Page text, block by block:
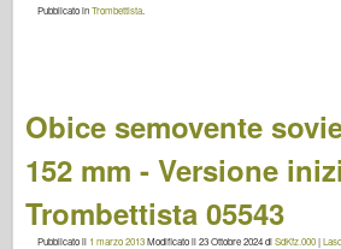
Pubblicato inTrombettista
Obice semovente
152 mm - Versione
Trombettista 05543
Pubblicato il 1 marzo 2013Modificato il23 Ottobre 2024diSdKfz.000|